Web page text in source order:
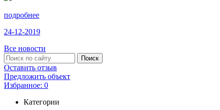
подробнее
24-12-2019
Все новости
Оставить отзыв
Предложить объект
Избранное: 0
Категории